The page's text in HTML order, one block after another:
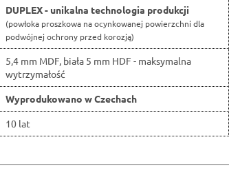
DUPLEX - unikalna technologia produkcji
(powłoka proszkowa na ocynkowanej powierzchni dla
podwójnej ochrony przed korozją)
5,4 mm MDF, biała 5 mm HDF - maksymalna
wytrzymałość
Wyprodukowano w Czechach
10 lat